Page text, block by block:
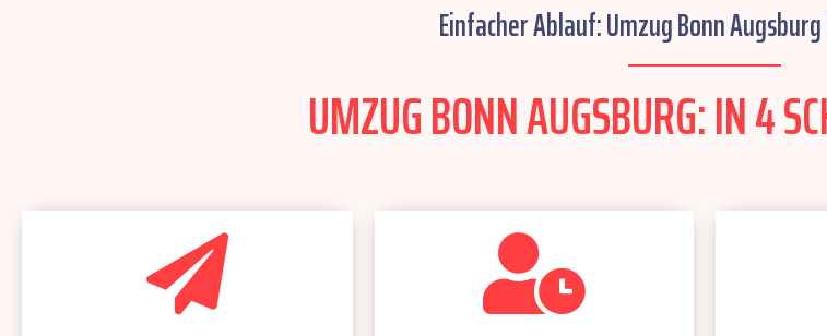
Einfacher Ablauf: Umzug Bonn
UMZUG BONN AUGSBURG: IN 4